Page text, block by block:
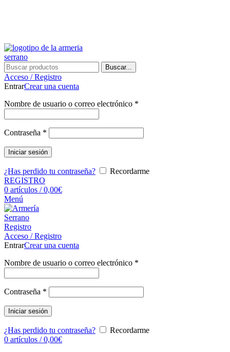
Buscar...
Acceso / Registro
EntrarCrear una cuenta
Nombre de usuario o correo electrónico *
Contraseña *
Iniciar sesión
¿Has perdido tu contraseña?
Recordarme
REGISTRO
0 artículos / 0,00€
Menú
Registro
Acceso / Registro
EntrarCrear una cuenta
Nombre de usuario o correo electrónico *
Contraseña *
Iniciar sesión
¿Has perdido tu contraseña?
Recordarme
0 artículos / 0,00€